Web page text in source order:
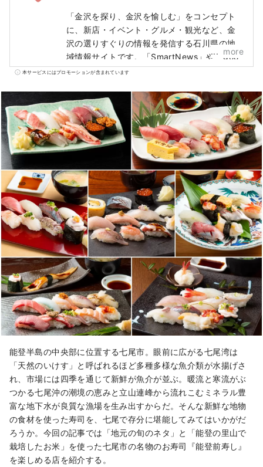
「金沢を探り、金沢を愉しむ」をコンセプト
に、新店・イベント・グルメ・観光など、金
沢の選りすぐりの情報を発信する石川県の地
域情報サイトです。「SmartNews」や「goo
ニュース」といった国内メディアの他、中
メディアと連携して石川県の魅力を広く伝え
ています。
more
本サービスにはプロモーションが含まれています
能登半島の中央部に位置する七尾市。眼前に広がる七尾湾は
「天然のいけす」と呼ばれるほど多種多様な魚介類が水揚げさ
れ、市場には四季を通じて新鮮が魚介が並ぶ。暖流と寒流がぶ
つかる七尾沖の潮境の恵みと立山連峰から流れこむミネラル豊
富な地下水が良質な漁場を生み出すからだ。そんな新鮮な地物
の食材を使った寿司を、七尾で存分に堪能してみてはいかがだ
ろうか。今回の記事では「地元の旬のネタ」と「能登の里山で
栽培したお米」を使った七尾市の名物のお寿司『能登前寿し』
を楽しめる店を紹介する。